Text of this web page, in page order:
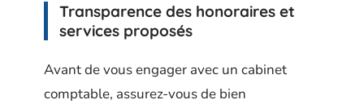
Transparence des honoraires et
services proposés
Avant de vous engager avec un cabinet
comptable, assurez-vous de bien